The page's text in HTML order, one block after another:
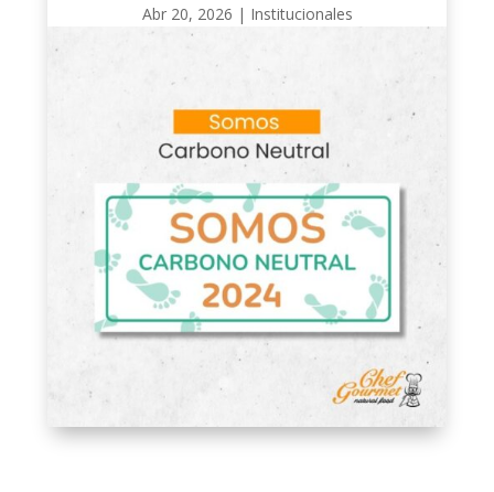
Abr 20, 2026 | Institucionales